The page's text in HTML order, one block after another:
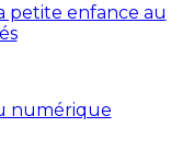
petite enfance au
numérique